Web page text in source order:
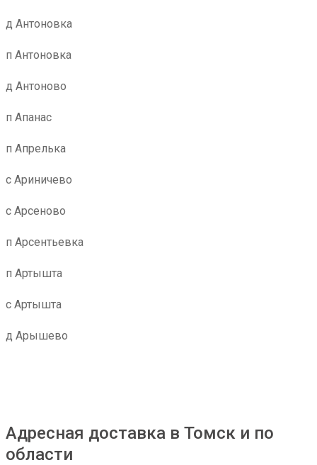
д Антоновка
п Антоновка
д Антоново
п Апанас
п Апрелька
с Ариничево
с Арсеново
п Арсентьевка
п Артышта
с Артышта
д Арышево
Адресная доставка в Томск и по
области